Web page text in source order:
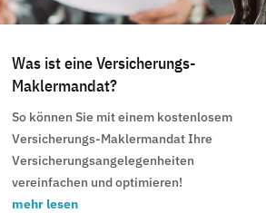
Was ist eine Versicherungs-
Maklermandat?
So können Sie mit einem kostenlosem
Versicherungs-Maklermandat Ihre
Versicherungsangelegenheiten
vereinfachen und optimieren!
mehr lesen